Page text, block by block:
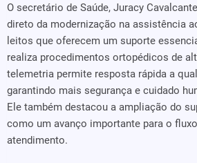
O secretário de Saúde, Juracy
direto da modernização na assistência
leitos que oferecem um suporte
realiza procedimentos ortopédicos de
telemetria permite resposta rápida a
garantindo mais segurança e cuidado
Ele também destacou a ampliação do
como um avanço importante para o
atendimento.